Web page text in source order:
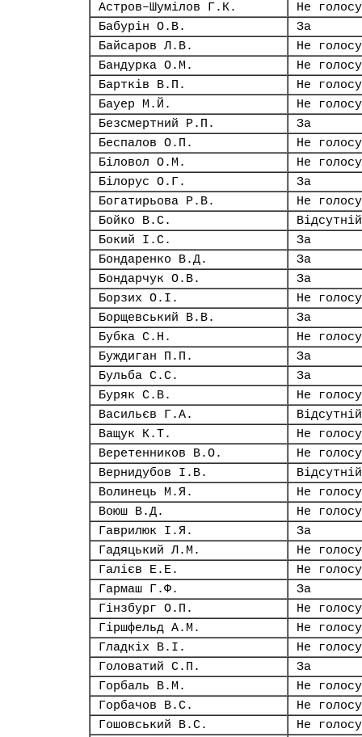
Астров–Шумілов Г.К.
Не
Бабурін О.В.
За
Байсаров Л.В.
Не
Бандурка О.М.
Не
Бартків В.П.
Не
Бауер М.Й.
Не
Безсмертний Р.П.
За
Беспалов О.П.
Не
Біловол О.М.
Не
Білорус О.Г.
За
Богатирьова Р.В.
Не
Бойко В.С.
Відсутній
Бокий І.С.
За
Бондаренко В.Д.
За
Бондарчук О.В.
За
Борзих О.І.
Не
Борщевський В.В.
За
Бубка С.Н.
Не
Буждиган П.П.
За
Бульба С.С.
За
Буряк С.В.
Не
Васильєв Г.А.
Відсутній
Ващук К.Т.
Не
Веретенников В.О.
Не
Вернидубов І.В.
Відсутній
Волинець М.Я.
Не
Воюш В.Д.
Не
Гаврилюк І.Я.
За
Гадяцький Л.М.
Не
Галієв Е.Е.
Не
Гармаш Г.Ф.
За
Гінзбург О.П.
Не
Гіршфельд А.М.
Не
Гладкіх В.І.
Не
Головатий С.П.
За
Горбаль В.М.
Не
Горбачов В.С.
Не
Гошовський В.С.
Не